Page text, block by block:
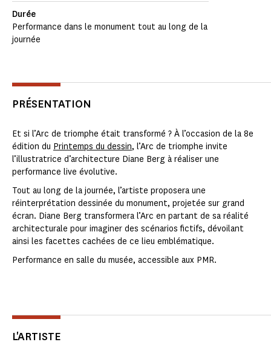
Durée
Performance dans le monument tout au long de la
journée
PRÉSENTATION
Et si l’Arc de triomphe était transformé ? À l’occasion de la 8e
édition du Printemps du dessin, l’Arc de triomphe invite
l’illustratrice d’architecture Diane Berg à réaliser une
performance live évolutive.
Tout au long de la journée, l’artiste proposera une
réinterprétation dessinée du monument, projetée sur grand
écran. Diane Berg transformera l’Arc en partant de sa réalité
architecturale pour imaginer des scénarios fictifs, dévoilant
ainsi les facettes cachées de ce lieu emblématique.
Performance en salle du musée, accessible aux PMR.
L'ARTISTE